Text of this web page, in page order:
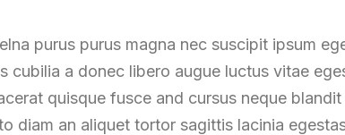
purus purus magna nec suscipit ipsum
cubilia a donec libero augue luctus vitae
quisque fusce and cursus neque
diam an aliquet tortor sagittis lacinia